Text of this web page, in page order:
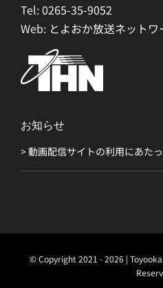
お知らせ
> 動画配信サイトの利用にあた
Tel:0265-35-9052
Web: とよおか放送ネットワ
© Copyright 2021 - 2026 |